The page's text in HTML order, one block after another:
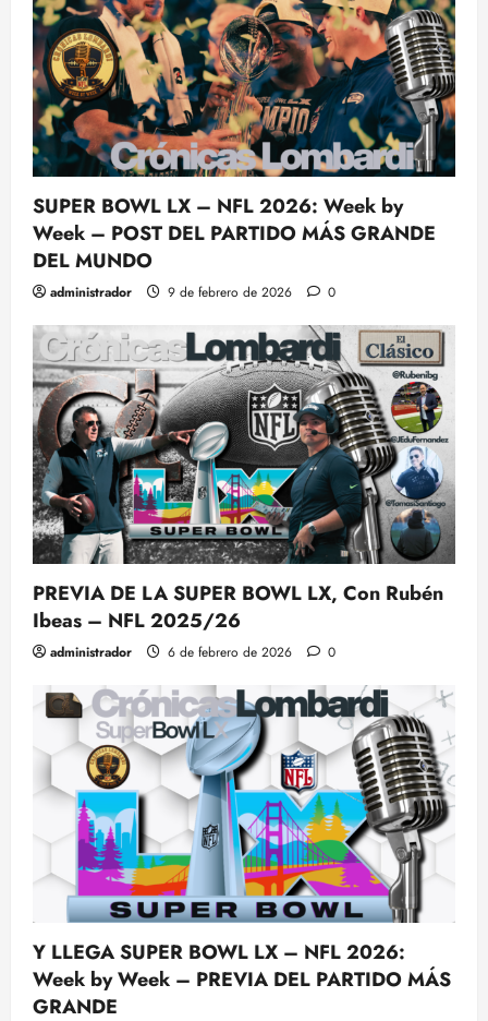
SUPER BOWL LX – NFL 2026: Week by
Week – POST DEL PARTIDO MÁS GRANDE
DEL MUNDO
administrador 9 de febrero de 2026 0
PREVIA DE LA SUPER BOWL LX, Con Rubén
Ibeas – NFL 2025/26
administrador 6 de febrero de 2026 0
Y LLEGA SUPER BOWL LX – NFL 2026:
Week by Week – PREVIA DEL PARTIDO MÁS
GRANDE